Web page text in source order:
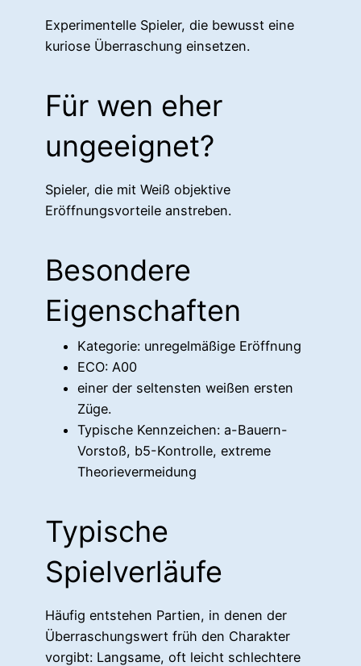
Experimentelle Spieler, die bewusst eine
kuriose Überraschung einsetzen.
Für wen eher
ungeeignet?
Spieler, die mit Weiß objektive
Eröffnungsvorteile anstreben.
Besondere
Eigenschaften
Kategorie: unregelmäßige Eröffnung
ECO: A00
einer der seltensten weißen ersten
Züge.
Typische Kennzeichen: a-Bauern-
Vorstoß, b5-Kontrolle, extreme
Theorievermeidung
Typische
Spielverläufe
Häufig entstehen Partien, in denen der
Überraschungswert früh den Charakter
vorgibt: Langsame, oft leicht schlechtere